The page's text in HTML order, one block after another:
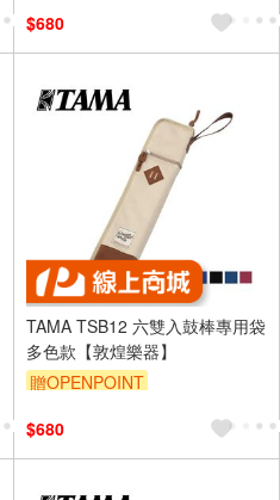
$680
TAMA TSB12 六雙入鼓棒專用袋
多色款【敦煌樂器】
贈OPENPOINT
$680